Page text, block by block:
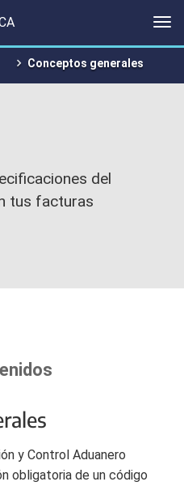
Conceptos generales
del
tus facturas
y Control Aduanero
obligatoria de un código